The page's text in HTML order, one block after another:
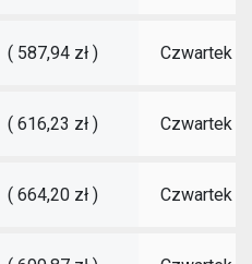
( 587,94 zł ) Czwartek
( 616,23 zł ) Czwartek
( 664,20 zł ) Czwartek